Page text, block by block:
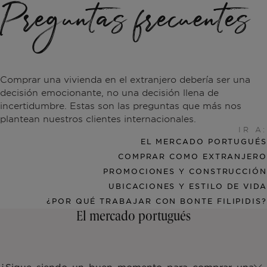
Preguntas frecuentes
Comprar una vivienda en el extranjero debería ser una
decisión emocionante, no una decisión llena de
incertidumbre. Estas son las preguntas que más nos
plantean nuestros clientes internacionales.
IR A:
EL MERCADO PORTUGUÉS
COMPRAR COMO EXTRANJERO
PROMOCIONES Y CONSTRUCCIÓN
UBICACIONES Y ESTILO DE VIDA
¿POR QUÉ TRABAJAR CON BONTE FILIPIDIS?
El mercado portugués
Lisboa
Cascais
Comporta
Licencia AL
Renovar
Desarrollar
Preguntas frecuentes
Portugal
Ibiza
Equipo
Artículos
Vídeos
PT
FR